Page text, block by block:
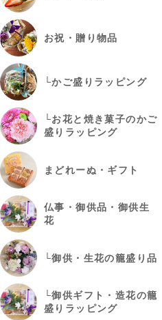
お祝・贈り物品
└かご盛りラッピング
└お花と焼き菓子のかご
盛りラッピング
まどれーぬ・ギフト
仏事・御供品・御供生
花
└御供・生花の籠盛り品
└御供ギフト・造花の籠
盛りラッピング